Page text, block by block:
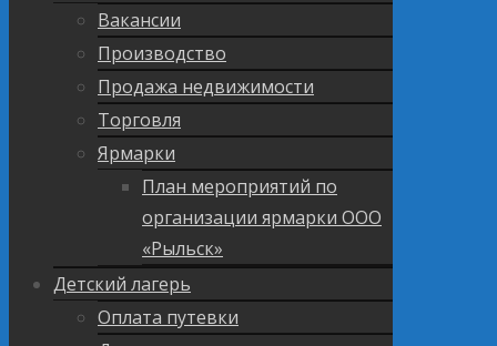
Вакансии
Производство
Продажа недвижимости
Торговля
Ярмарки
План мероприятий по
организации ярмарки ООО
«Рыльск»
Детский лагерь
Оплата путевки